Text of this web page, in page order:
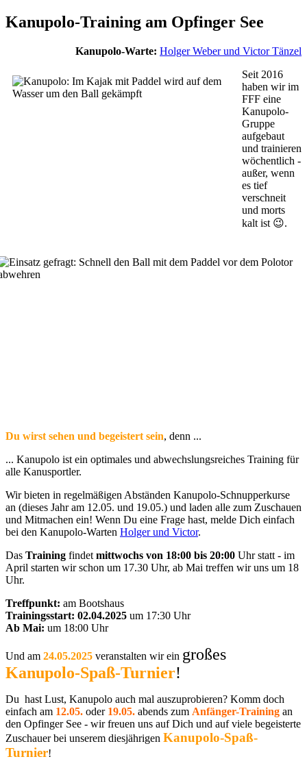
Kanupolo-Training am Opfinger See
Kanupolo-Warte: Holger Weber und Victor Tänzel
Seit 2016
haben wir im
FFF eine
Kanupolo-
Gruppe
aufgebaut
und trainieren
wöchentlich -
außer, wenn
es tief
verschneit
und morts
kalt ist 😉.
Du wirst sehen und begeistert sein, denn ...
... Kanupolo ist ein optimales und abwechslungsreiches Training für
alle Kanusportler.
Wir bieten in regelmäßigen Abständen Kanupolo-Schnupperkurse
an (dieses Jahr am 12.05. und 19.05.) und laden alle zum Zuschauen
und Mitmachen ein! Wenn Du eine Frage hast, melde Dich einfach
bei den Kanupolo-Warten Holger und Victor.
Das Training findet mittwochs von 18:00 bis 20:00 Uhr statt - im
April starten wir schon um 17.30 Uhr, ab Mai treffen wir uns um 18
Uhr.
Treffpunkt: am Bootshaus
Trainingsstart: 02.04.2025 um 17:30 Uhr
Ab Mai: um 18:00 Uhr
Und am 24.05.2025 veranstalten wir ein großes
Kanupolo-Spaß-Turnier!
Du hast Lust, Kanupolo auch mal auszuprobieren? Komm doch
einfach am 12.05. oder 19.05. abends zum Anfänger-Training an
den Opfinger See - wir freuen uns auf Dich und auf viele begeisterte
Zuschauer bei unserem diesjährigen Kanupolo-Spaß-
Turnier!